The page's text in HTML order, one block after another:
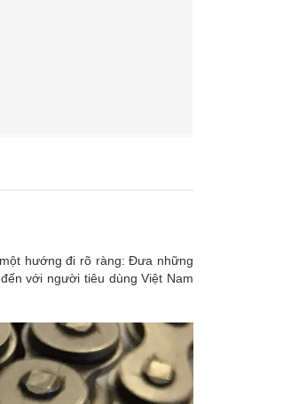
hướng đi rõ ràng: Đưa những
với người tiêu dùng Việt Nam